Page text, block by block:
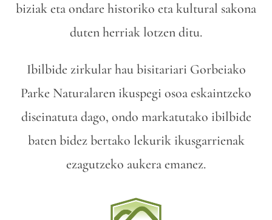
biziak eta ondare historiko eta kultural sakona
duten herriak lotzen ditu.
Ibilbide zirkular hau bisitariari Gorbeiako
Parke Naturalaren ikuspegi osoa eskaintzeko
diseinatuta dago, ondo markatutako ibilbide
baten bidez bertako lekurik ikusgarrienak
ezagutzeko aukera emanez.